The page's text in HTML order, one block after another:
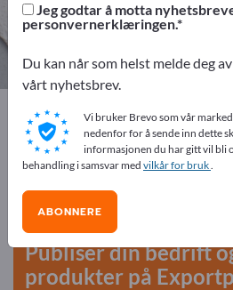
Distributører
Exportpages Råvarer og
Annonser gratis på
Behov – Tilbud – Brukte varer –
start her
Publiser din bedrift
produkter på
Jeg godtar å motta
personvernerklæringen.
Du kan når som helst melde deg
vårt nyhetsbrev.
Vi bruker Brevo som vår
nedenfor for å sende inn dette
informasjonen du har gitt vil bli
behandling i samsvar med vilkår for bruk.
ABONNERE